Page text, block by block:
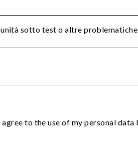
sotto test o altre
to the use of my personal